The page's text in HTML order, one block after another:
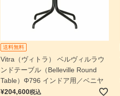
送料無料
Vitra（ヴィトラ） ベルヴィルラウ
ンドテーブル（Belleville Round
Table）Φ796 インドア用／ベニヤ
¥204,600税込